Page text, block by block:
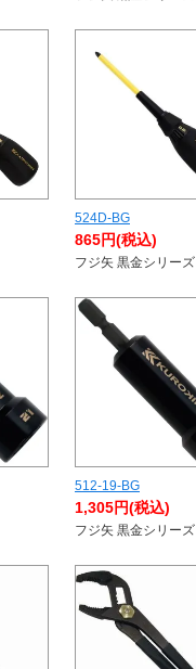
524D-BG
865円(税込)
フジ矢 黒金シリーズ
512-19-BG
1,305円(税込)
フジ矢 黒金シリーズ